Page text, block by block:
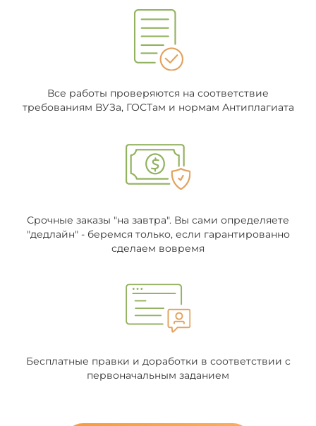
Все работы проверяются на соответствие
требованиям ВУЗа, ГОСТам и нормам Антиплагиата
Срочные заказы "на завтра". Вы сами определяете
"дедлайн" - беремся только, если гарантированно
сделаем вовремя
Бесплатные правки и доработки в соответствии с
первоначальным заданием